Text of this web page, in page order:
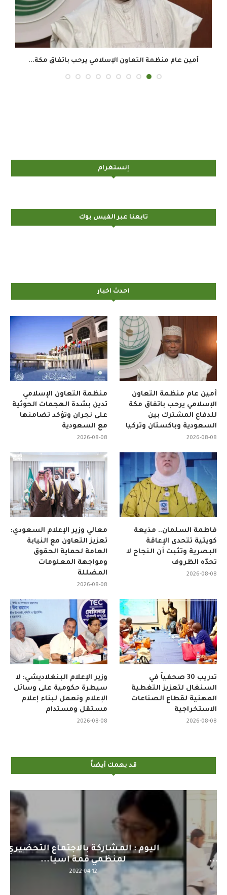
أمين عام منظمة التعاون الإسلامي يرحب باتفاق مكة...
إنستغرام
تابعنا عبر الفيس بوك
احدث اخبار
منظمة التعاون الإسلامي
تدين بشدة الهجمات الحوثية
على نجران وتؤكد تضامنها
مع السعودية
2026-08-08
أمين عام منظمة التعاون
الإسلامي يرحب باتفاق مكة
للدفاع المشترك بين
السعودية وباكستان وتركيا
2026-08-08
معالي وزير الإعلام السعودي:
تعزيز التعاون مع النيابة
العامة لحماية الحقوق
ومواجهة المعلومات
المضللة
2026-08-08
فاطمة السلمان.. مذيعة
كويتية تتحدى الإعاقة
البصرية وتثبت أن النجاح لا
تحدّه الظروف
2026-08-08
وزير الإعلام البنغلاديشي: لا
سيطرة حكومية على وسائل
الإعلام ونعمل لبناء إعلام
مستقل ومستدام
2026-08-08
تدريب 30 صحفياً في
السنغال لتعزيز التغطية
المهنية لقطاع الصناعات
الاستخراجية
2026-08-08
قد يهمك أيضاً
اليوم : المشاركة بالاجتماع التحضيري
لمنظمي قمة اسيا...
2022-04-12